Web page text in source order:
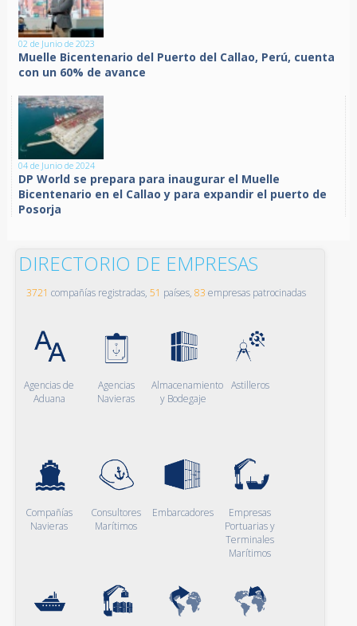
02 de Junio de 2023
Muelle Bicentenario del Puerto del Callao, Perú, cuenta
con un 60% de avance
04 de Junio de 2024
DP World se prepara para inaugurar el Muelle
Bicentenario en el Callao y para expandir el puerto de
Posorja
DIRECTORIO DE EMPRESAS
3721 compañías registradas, 51 países, 83 empresas patrocinadas
Agencias de
Aduana
Agencias
Navieras
Almacenamiento
y Bodegaje
Astilleros
Compañías
Navieras
Consultores
Marítimos
Embarcadores
Empresas
Portuarias y
Terminales
Marítimos